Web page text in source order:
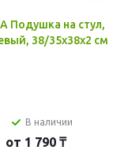
Подушка на стул,
38/35x38x2 см
В наличии
от 1 790 ₸